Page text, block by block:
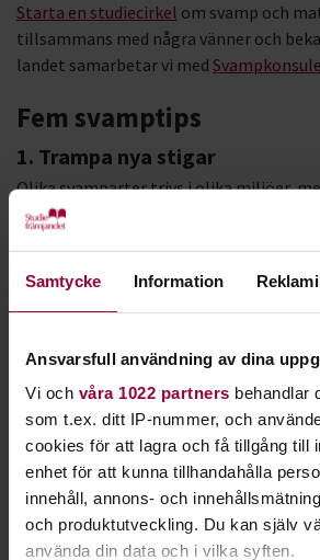
Samtycke Information
Ansvarsfull användning av dina
Vi och våra 1022 partners behandlar
som t.ex. ditt IP-nummer, och
cookies för att lagra och få tillgång till
enhet för att kunna tillhandahålla
innehåll, annons- och
och produktutveckling. Du kan själv
använda din data och i vilka syften.
Starta en studiecirkel om svamp och
tillsammans med några vänner och
landet samarbetar vi med
Fem svamptips
1. Trampa nya stigar
Olika svamparter trivs i olika miljöer,
bjudit på regn och hyfsad värme så går
svamp i höstskogen. Konkurrensen om
gå in 5-10 meter i terrängen från
elljusspåret. Ofta ger det bra utdelning.
2. Håll koll på
Vissa giftiga svampar kantill utseendet
matsvampar. Den vita flugsvampen kan
med champinjonen. En bra
vita svampar med vita skivor under.
som du känner dig osäker på.